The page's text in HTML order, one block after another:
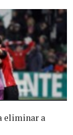
eliminar a